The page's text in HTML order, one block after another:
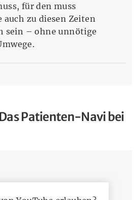
für den muss
zu diesen Zeiten
sein – ohne unnötige
haben den Ärztlichen
brauchen dann nur
und die Nummer 116117
nimmt der
Patienten-Navi bei